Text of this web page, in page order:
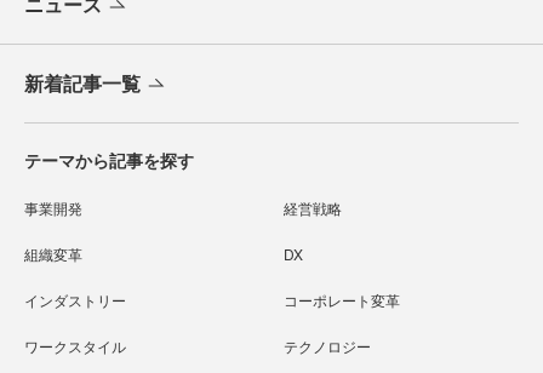
新着記事一覧
テーマから記事を探す
事業開発 経営戦略
組織変革 DX
インダストリー コーポレート変革
ワークスタイル テクノロジー